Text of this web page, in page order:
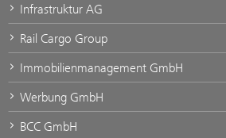
Infrastruktur AG
Rail Cargo Group
Immobilienmanagement GmbH
Werbung GmbH
BCC GmbH